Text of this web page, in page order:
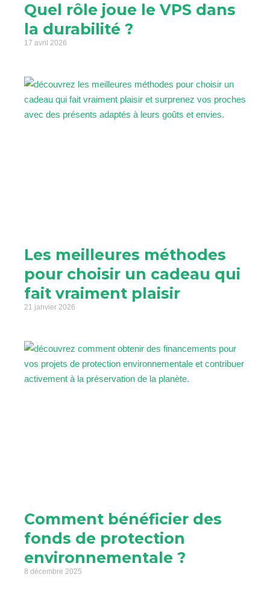
Quel rôle joue le VPS dans
la durabilité ?
17 avril 2026
Les meilleures méthodes
pour choisir un cadeau qui
fait vraiment plaisir
21 janvier 2026
Comment bénéficier des
fonds de protection
environnementale ?
8 décembre 2025